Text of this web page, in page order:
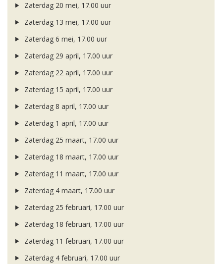
Zaterdag 20 mei, 17.00 uur
Zaterdag 13 mei, 17.00 uur
Zaterdag 6 mei, 17.00 uur
Zaterdag 29 april, 17.00 uur
Zaterdag 22 april, 17.00 uur
Zaterdag 15 april, 17.00 uur
Zaterdag 8 april, 17.00 uur
Zaterdag 1 april, 17.00 uur
Zaterdag 25 maart, 17.00 uur
Zaterdag 18 maart, 17.00 uur
Zaterdag 11 maart, 17.00 uur
Zaterdag 4 maart, 17.00 uur
Zaterdag 25 februari, 17.00 uur
Zaterdag 18 februari, 17.00 uur
Zaterdag 11 februari, 17.00 uur
Zaterdag 4 februari, 17.00 uur